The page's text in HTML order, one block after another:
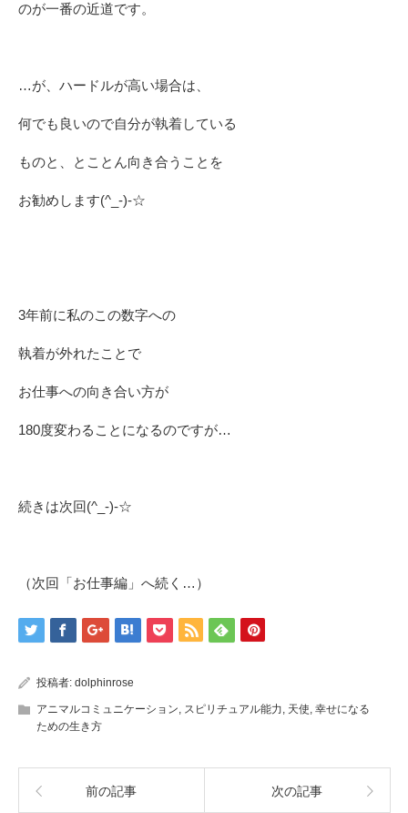
のが一番の近道です。
…が、ハードルが高い場合は、
何でも良いので自分が執着している
ものと、とことん向き合うことを
お勧めします(^_-)-☆
3年前に私のこの数字への
執着が外れたことで
お仕事への向き合い方が
180度変わることになるのですが…
続きは次回(^_-)-☆
（次回「お仕事編」へ続く…）
投稿者: dolphinrose
アニマルコミュニケーション, スピリチュアル能力, 天使, 幸せになる
ための生き方
前の記事 次の記事